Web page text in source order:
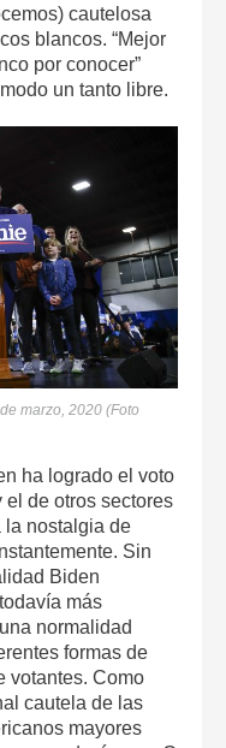
cautelosa
blancos. “Mejor
por conocer”
un tanto libre.
marzo, 2020 (Foto
ha logrado el voto
de otros sectores
nostalgia de
Sin
Biden
más
normalidad
formas de
votantes. Como
cautela de las
mayores